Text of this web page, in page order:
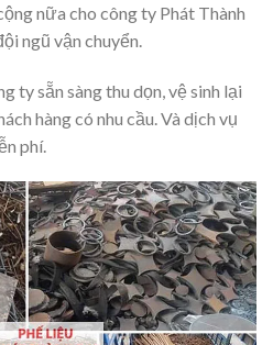
nữa cho công ty Phát Thành
ngũ vận chuyển.
ty sẵn sàng thu dọn, vệ sinh lại
hàng có nhu cầu. Và dịch vụ
phí.